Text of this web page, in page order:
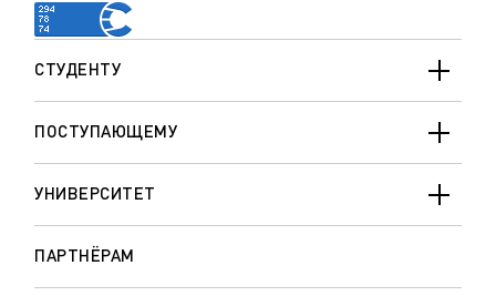
СТУДЕНТУ
ПОСТУПАЮЩЕМУ
УНИВЕРСИТЕТ
ПАРТНЁРАМ